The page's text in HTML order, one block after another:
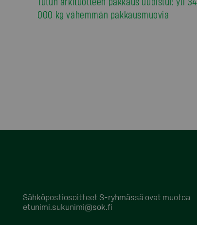
000 kg vähemmän pakkausmuovia
Sähköpostiosoitteet S-ryhmässä ovat muotoa
etunimi.sukunimi@sok.fi